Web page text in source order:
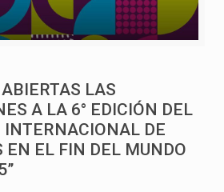
LAS
A LA 6° EDICIÓN DEL
INTERNACIONAL DE
EN EL FIN DEL MUNDO